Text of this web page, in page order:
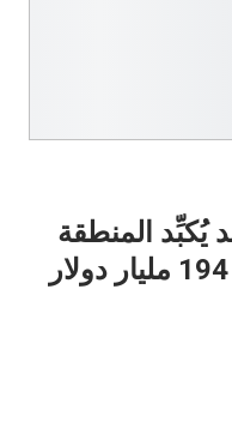
يُكبِّد المنطقة